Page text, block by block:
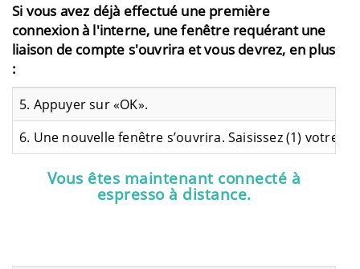
Si vous avez déjà effectué une première
connexion à l'interne, une fenêtre requérant une
liaison de compte s'ouvrira et vous devrez, en plus
:
5. Appuyer sur «OK».
6. Une nouvelle fenêtre s’ouvrira. Saisissez (1) votre
Vous êtes maintenant connecté à
espresso à distance.